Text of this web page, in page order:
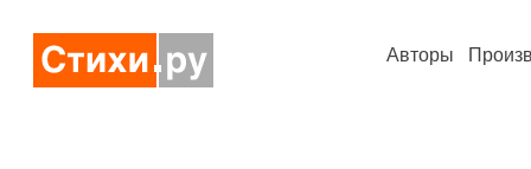
Авторы